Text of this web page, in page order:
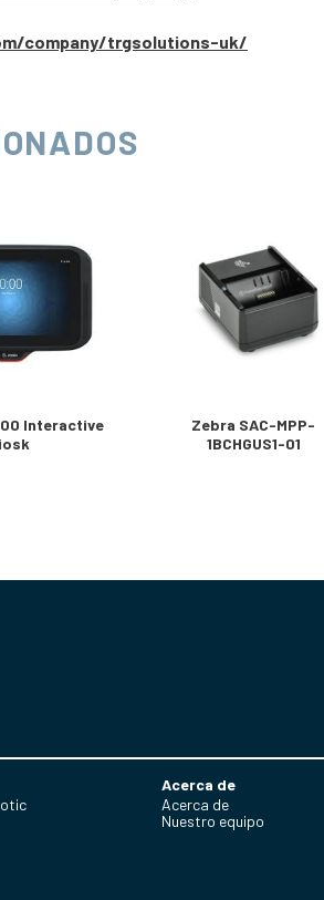
company/trgsolutions-uk/
Interactive
Zebra SAC-MPP-
1BCHGUS1-01
Acerca de
Acerca de
Nuestro equipo